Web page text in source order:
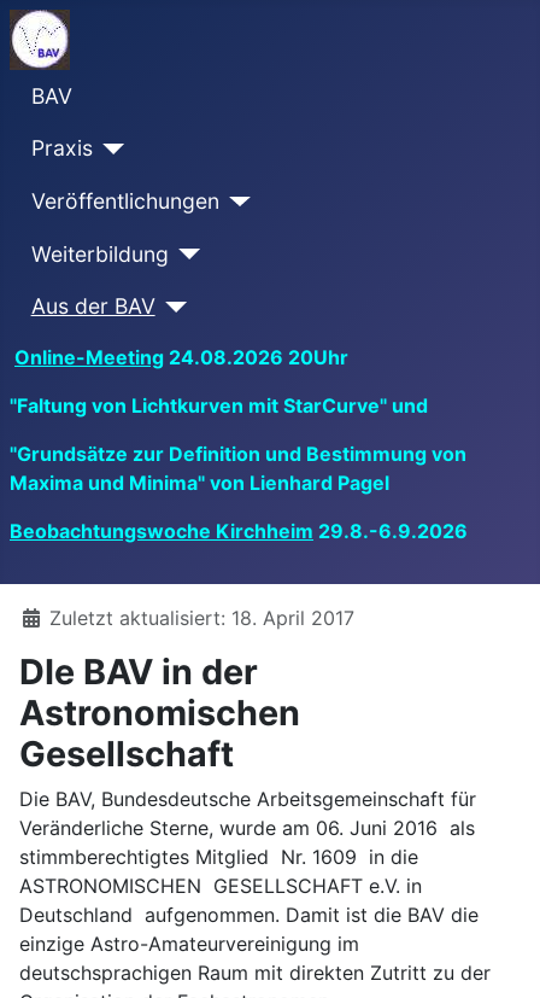
BAV
Praxis
Veröffentlichungen
Weiterbildung
Aus der BAV
Online-Meeting 24.08.2026 20Uhr
"Faltung von Lichtkurven mit StarCurve" und
"Grundsätze zur Definition und Bestimmung von
Maxima und Minima" von Lienhard Pagel
Beobachtungswoche Kirchheim 29.8.-6.9.2026
DetailsZuletzt aktualisiert: 18. April 2017
DIe BAV in der
Astronomischen
Gesellschaft
Die BAV, Bundesdeutsche Arbeitsgemeinschaft für
Veränderliche Sterne, wurde am 06. Juni 2016 als
stimmberechtigtes Mitglied Nr. 1609 in die
ASTRONOMISCHEN GESELLSCHAFT e.V. in
Deutschland aufgenommen. Damit ist die BAV die
einzige Astro-Amateurvereinigung im
deutschsprachigen Raum mit direkten Zutritt zu der